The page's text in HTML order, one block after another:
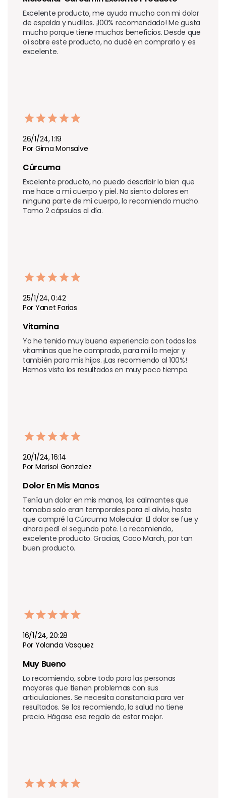
Excelente producto, me ayuda mucho con mi dolor
de espalda y nudillos. ¡100% recomendado! Me gusta
mucho porque tiene muchos beneficios. Desde que
oí sobre este producto, no dudé en comprarlo y es
excelente.
26/1/24, 1:19
Por Gima Monsalve
Cúrcuma
Excelente producto, no puedo describir lo bien que
me hace a mi cuerpo y piel. No siento dolores en
ninguna parte de mi cuerpo, lo recomiendo mucho.
Tomo 2 cápsulas al día.
25/1/24, 0:42
Por Yanet Farias
Vitamina
Yo he tenido muy buena experiencia con todas las
vitaminas que he comprado, para mí lo mejor y
también para mis hijos. ¡Las recomiendo al 100%!
Hemos visto los resultados en muy poco tiempo.
20/1/24, 16:14
Por Marisol Gonzalez
Dolor En Mis Manos
Tenía un dolor en mis manos, los calmantes que
tomaba solo eran temporales para el alivio, hasta
que compré la Cúrcuma Molecular. El dolor se fue y
ahora pedí el segundo pote. Lo recomiendo,
excelente producto. Gracias, Coco March, por tan
buen producto.
16/1/24, 20:28
Por Yolanda Vasquez
Muy Bueno
Lo recomiendo, sobre todo para las personas
mayores que tienen problemas con sus
articulaciones. Se necesita constancia para ver
resultados. Se los recomiendo, la salud no tiene
precio. Hágase ese regalo de estar mejor.